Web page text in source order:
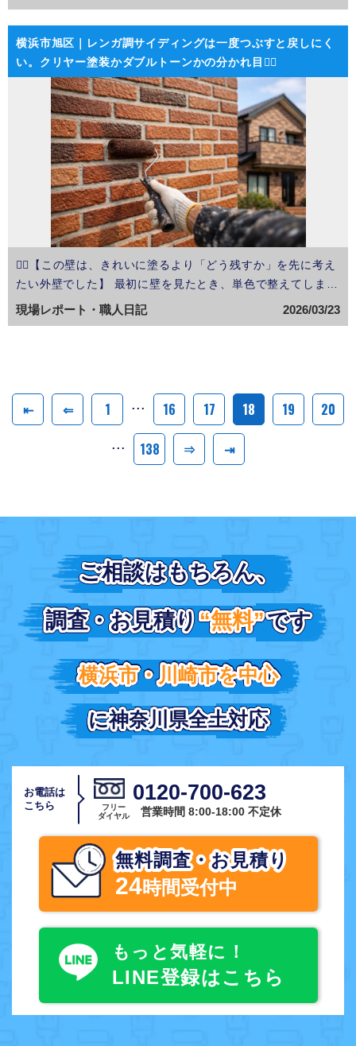
も、まさにその状態でした🌤️ 正面の壁に傷みや不陸が残っ
ていて…
横浜市旭区｜レンガ調サイディングは一度つぶすと戻しにく
い。クリヤー塗装かダブルトーンかの分かれ目👨‍⚖️
👨‍⚖️【この壁は、きれいに塗るより「どう残すか」を先に考え
たい外壁でした】 最初に壁を見たとき、単色で整えてしまう
には少し惜しいなと思いました🌤️ レンガ調の凹凸がまだ生
現場レポート・職人日記 2026/03/23
⇤ ⇐ 1 ... 16 17 18 19 20
... 138 ⇒ ⇥
ご相談はもちろん、
調査・お見積り“無料”です
ご相談はもちろん、
調査・お見積り“無料”です
横浜市・川崎市を中心
に神奈川県全土対応
横浜市・川崎市を中心
に神奈川県全土対応
お電話は
こちら
0120-700-623
フリー
ダイヤル
営業時間 8:00-18:00 不定休
無料調査・お見積り
24時間受付中
もっと気軽に！
LINE登録はこちら